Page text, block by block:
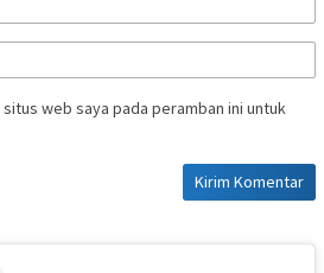
web saya pada peramban ini untuk